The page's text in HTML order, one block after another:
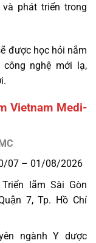
phát triển trong
được học hỏi nắm
nghệ mới lạ,
Vietnam Medi-
07 – 01/08/2026
lãm Sài Gòn
7, Tp. Hồ Chí
ngành Y dược